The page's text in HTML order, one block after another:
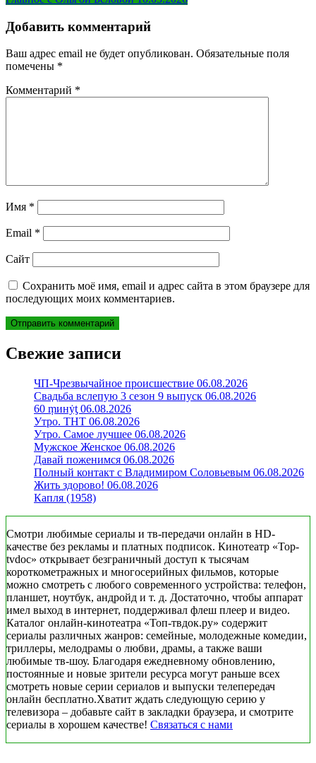
по
записям
Добавить комментарий
Ваш адрес email не будет опубликован. Обязательные поля
помечены *
Комментарий *
Имя *
Email *
Сайт
Сохранить моё имя, email и адрес сайта в этом браузере для
последующих моих комментариев.
Свежие записи
ЧП-Чрезвычайное происшествие 06.08.2026
Свадьба вслепую 3 сезон 9 выпуск 06.08.2026
60 ṃинẏƫ 06.08.2026
Утро. ТНТ 06.08.2026
Утро. Самое лучшее 06.08.2026
Мужское Женское 06.08.2026
Давай поженимся 06.08.2026
Полный контакт с Владимиром Соловьевым 06.08.2026
Жить здорово! 06.08.2026
Капля (1958)
Смотри любимые сериалы и тв-передачи онлайн в HD-
качестве без рекламы и платных подписок. Кинотеатр «Top-
tvdoc» открывает безграничный доступ к тысячам
короткометражных и многосерийных фильмов, которые
можно смотреть с любого современного устройства: телефон,
планшет, ноутбук, андройд и т. д. Достаточно, чтобы аппарат
имел выход в интернет, поддерживал флеш плеер и видео.
Каталог онлайн-кинотеатра «Топ-твдок.ру» содержит
сериалы различных жанров: семейные, молодежные комедии,
триллеры, мелодрамы о любви, драмы, а также ваши
любимые тв-шоу. Благодаря ежедневному обновлению,
постоянные и новые зрители ресурса могут раньше всех
смотреть новые серии сериалов и выпуски телепередач
онлайн бесплатно.Хватит ждать следующую серию у
телевизора – добавьте сайт в закладки браузера, и смотрите
сериалы в хорошем качестве! Связаться с нами